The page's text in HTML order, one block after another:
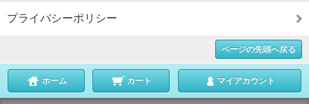
プライバシーポリシー
ページの先頭へ戻る
ホーム カート マイアカウント